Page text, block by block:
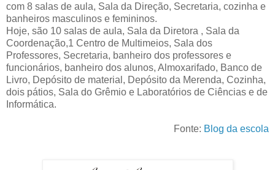
com 8 salas de aula, Sala da Direção, Secretaria, cozinha e
banheiros masculinos e femininos.
Hoje, são 10 salas de aula, Sala da Diretora , Sala da
Coordenação,1 Centro de Multimeios, Sala dos
Professores, Secretaria, banheiro dos professores e
funcionários, banheiro dos alunos, Almoxarifado, Banco de
Livro, Depósito de material, Depósito da Merenda, Cozinha,
dois pátios, Sala do Grêmio e Laboratórios de Ciências e de
Informática.
Fonte: Blog da escola